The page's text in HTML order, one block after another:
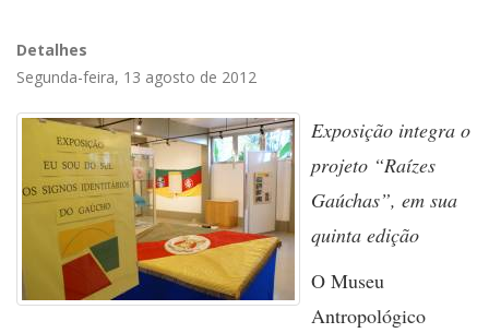
Detalhes
Segunda-feira, 13 agosto de 2012
Exposição integra o
projeto “Raízes
Gaúchas”, em sua
quinta edição
O Museu
Antropológico